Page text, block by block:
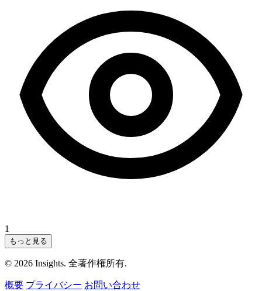
1
もっと見る
© 2026 Insights. 全著作権所有.
概要 プライバシー お問い合わせ